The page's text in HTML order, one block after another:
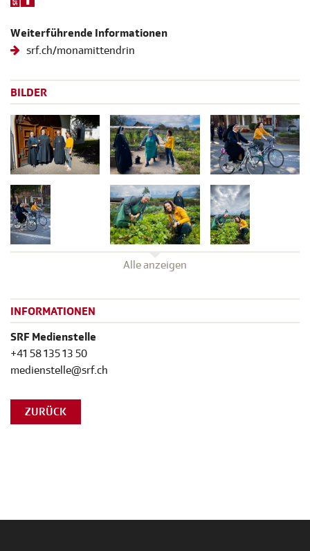
Weiterführende Informationen
srf.ch/monamittendrin
BILDER
Alle anzeigen
INFORMATIONEN
SRF Medienstelle
+41 58 135 13 50
medienstelle@srf.ch
ZURÜCK